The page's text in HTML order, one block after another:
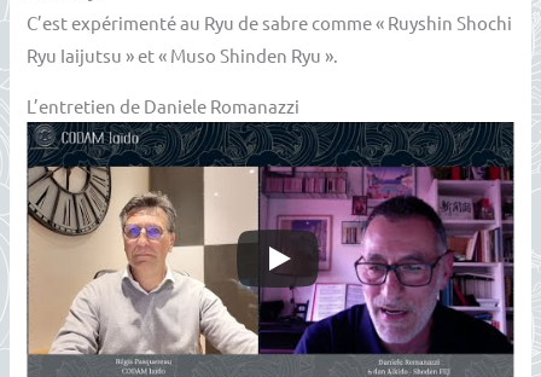
C’est expérimenté au Ryu de sabre comme « Ruyshin Shochi
Ryu Iaijutsu » et « Muso Shinden Ryu ».
L’entretien de Daniele Romanazzi